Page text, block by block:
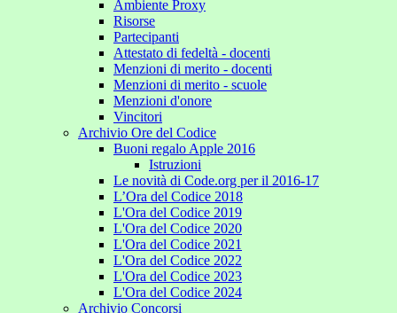
Ambiente Proxy
Risorse
Partecipanti
Attestato di fedeltà - docenti
Menzioni di merito - docenti
Menzioni di merito - scuole
Menzioni d'onore
Vincitori
Archivio Ore del Codice
Buoni regalo Apple 2016
Istruzioni
Le novità di Code.org per il 2016-17
L’Ora del Codice 2018
L'Ora del Codice 2019
L'Ora del Codice 2020
L'Ora del Codice 2021
L'Ora del Codice 2022
L'Ora del Codice 2023
L'Ora del Codice 2024
Archivio Concorsi